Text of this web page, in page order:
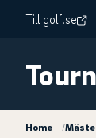
Till golf.se
Home /